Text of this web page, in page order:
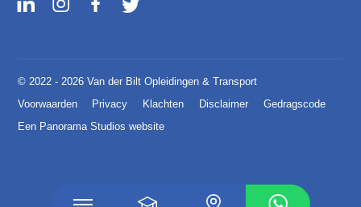
© 2022 - 2026 Van der Bilt Opleidingen & Transport
Voorwaarden
Privacy Klachten Disclaimer
Gedragscode
Een Panorama Studios website